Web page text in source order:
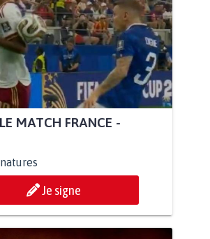
MATCH FRANCE -
Je signe